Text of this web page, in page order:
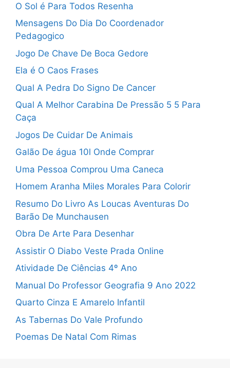
O Sol é Para Todos Resenha
Mensagens Do Dia Do Coordenador
Pedagogico
Jogo De Chave De Boca Gedore
Ela é O Caos Frases
Qual A Pedra Do Signo De Cancer
Qual A Melhor Carabina De Pressão 5 5 Para
Caça
Jogos De Cuidar De Animais
Galão De água 10l Onde Comprar
Uma Pessoa Comprou Uma Caneca
Homem Aranha Miles Morales Para Colorir
Resumo Do Livro As Loucas Aventuras Do
Barão De Munchausen
Obra De Arte Para Desenhar
Assistir O Diabo Veste Prada Online
Atividade De Ciências 4º Ano
Manual Do Professor Geografia 9 Ano 2022
Quarto Cinza E Amarelo Infantil
As Tabernas Do Vale Profundo
Poemas De Natal Com Rimas